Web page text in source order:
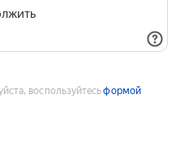
воспользуйтесьформой